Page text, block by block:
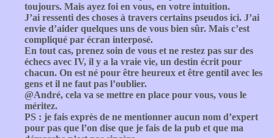
toujours. Mais ayez foi en vous, en votre intuition.
J’ai ressenti des choses à travers certains pseudos ici. J’ai
envie d’aider quelques uns de vous bien sûr. Mais c’est
compliqué par écran interposé.
En tout cas, prenez soin de vous et ne restez pas sur des
échecs avec IV, il y a la vraie vie, un destin écrit pour
chacun. On est né pour être heureux et être gentil avec les
gens et il ne faut pas l’oublier.
@André, cela va se mettre en place pour vous, vous le
méritez.
PS : je fais exprès de ne mentionner aucun nom d’expert
pour pas que l’on dise que je fais de la pub et que ma